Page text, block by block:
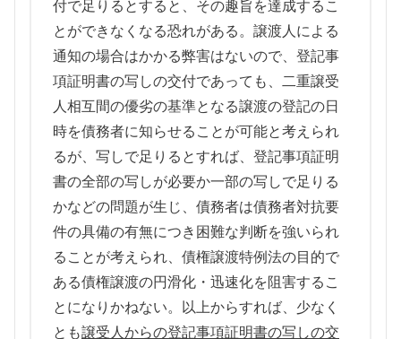
付で足りるとすると、その趣旨を達成するこ
とができなくなる恐れがある。譲渡人による
通知の場合はかかる弊害はないので、登記事
項証明書の写しの交付であっても、二重譲受
人相互間の優劣の基準となる譲渡の登記の日
時を債務者に知らせることが可能と考えられ
るが、写しで足りるとすれば、登記事項証明
書の全部の写しが必要か一部の写しで足りる
かなどの問題が生じ、債務者は債務者対抗要
件の具備の有無につき困難な判断を強いられ
ることが考えられ、債権譲渡特例法の目的で
ある債権譲渡の円滑化・迅速化を阻害するこ
とになりかねない。以上からすれば、少なく
とも譲受人からの登記事項証明書の写しの交